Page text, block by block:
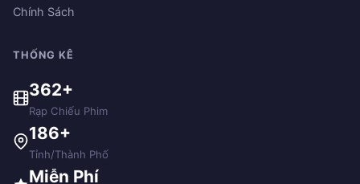
Chính Sách
THỐNG KÊ
362+
Rạp Chiếu Phim
186+
Tỉnh/Thành Phố
Miễn Phí